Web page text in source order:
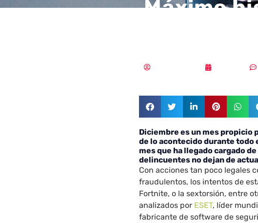
Máximo
Diciembre es un mes propicio
de lo acontecido durante todo
mes que ha llegado cargado
delincuentes no dejan de
Con acciones tan poco legales
fraudulentos, los intentos de
Fortnite, o la sextorsión, entre
analizados por ESET, líder
fabricante de software de